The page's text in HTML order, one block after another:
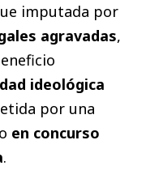
imputada por
agravadas,
ideológica
por una
en concurso
.